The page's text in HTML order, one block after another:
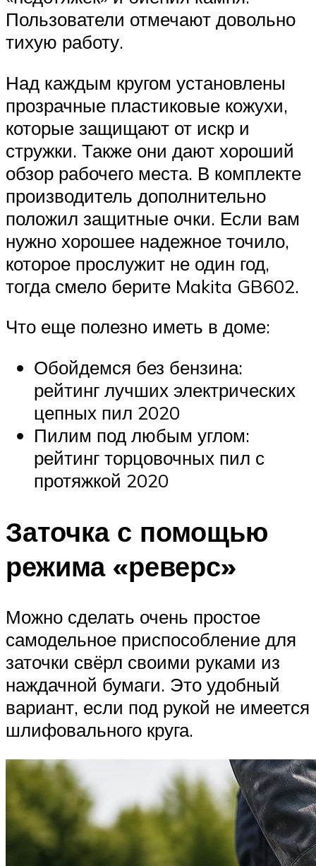
Пользователи отмечают довольно
тихую работу.
Над каждым кругом установлены
прозрачные пластиковые кожухи,
которые защищают от искр и
стружки. Также они дают хороший
обзор рабочего места. В комплекте
производитель дополнительно
положил защитные очки. Если вам
нужно хорошее надежное точило,
которое прослужит не один год,
тогда смело берите Makita GB602.
Что еще полезно иметь в доме:
Обойдемся без бензина:
рейтинг лучших электрических
цепных пил 2020
Пилим под любым углом:
рейтинг торцовочных пил с
протяжкой 2020
Заточка с помощью
режима «реверс»
Можно сделать очень простое
самодельное приспособление для
заточки свёрл своими руками из
наждачной бумаги. Это удобный
вариант, если под рукой не имеется
шлифовального круга.